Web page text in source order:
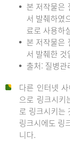
본 저작물은
서 발췌하였
료로 사용하
본 저작물은
서 발췌한 것
출처: 질병
다른 인터넷
으로 링크시키
로 링크시키는
링크시에도 링
니다.